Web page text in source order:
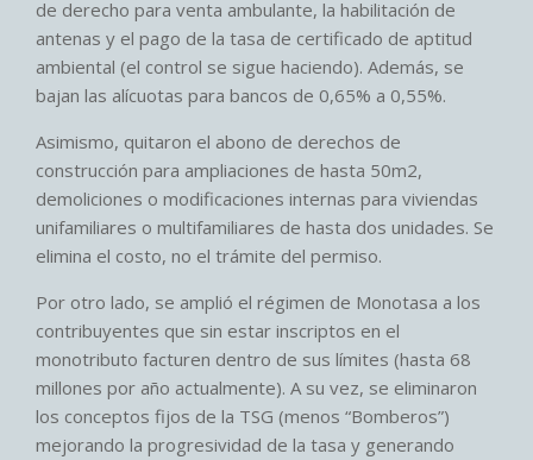
de derecho para venta ambulante, la habilitación de
antenas y el pago de la tasa de certificado de aptitud
ambiental (el control se sigue haciendo). Además, se
bajan las alícuotas para bancos de 0,65% a 0,55%.
Asimismo, quitaron el abono de derechos de
construcción para ampliaciones de hasta 50m2,
demoliciones o modificaciones internas para viviendas
unifamiliares o multifamiliares de hasta dos unidades. Se
elimina el costo, no el trámite del permiso.
Por otro lado, se amplió el régimen de Monotasa a los
contribuyentes que sin estar inscriptos en el
monotributo facturen dentro de sus límites (hasta 68
millones por año actualmente). A su vez, se eliminaron
los conceptos fijos de la TSG (menos “Bomberos”)
mejorando la progresividad de la tasa y generando